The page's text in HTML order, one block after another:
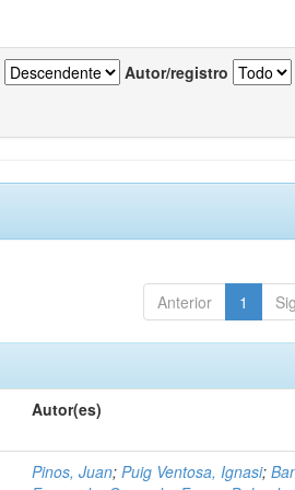
Autor/registro
Anterior 1
Autor(es)
Pinos, Juan;Puig Ventosa, Ignasi;